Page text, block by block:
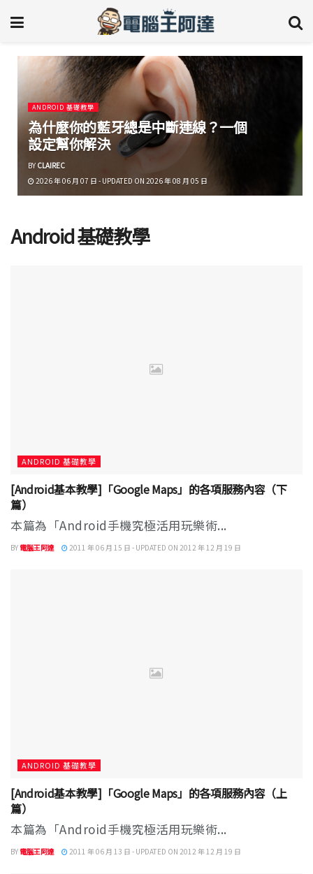
ANDROID 基礎教學
為什麼你的藍牙總是中斷連線？一個
設定幫你解決
BY CLAIREC
2026 年 06 月 07 日 - UPDATED ON 2026 年 08 月 05 日
Android 基礎教學
ANDROID 基礎教學
[Android基本教學]「Google Maps」的各項服務內容（下
篇）
本篇為「Android手機究極活用玩樂術...
BY 電腦王阿達 2011 年 06 月 15 日 - UPDATED ON 2012 年 12 月 19 日
ANDROID 基礎教學
[Android基本教學]「Google Maps」的各項服務內容（上
篇）
本篇為「Android手機究極活用玩樂術...
BY 電腦王阿達 2011 年 06 月 13 日 - UPDATED ON 2012 年 12 月 19 日